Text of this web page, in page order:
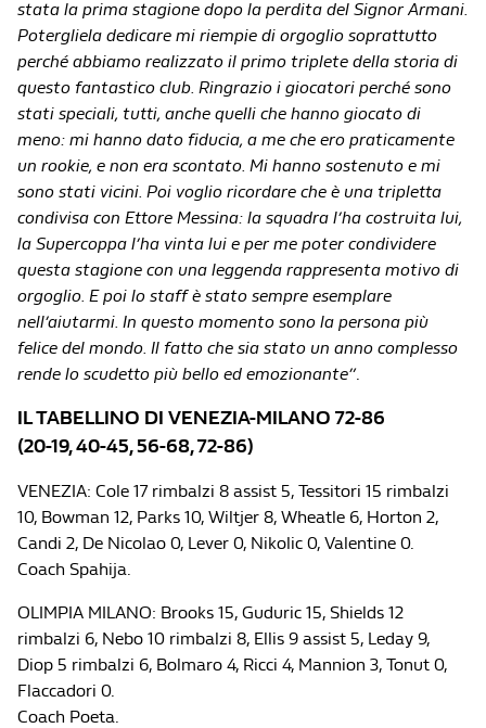
stata la prima stagione dopo la perdita del Signor Armani.
Potergliela dedicare mi riempie di orgoglio soprattutto
perché abbiamo realizzato il primo triplete della storia di
questo fantastico club. Ringrazio i giocatori perché sono
stati speciali, tutti, anche quelli che hanno giocato di
meno: mi hanno dato fiducia, a me che ero praticamente
un rookie, e non era scontato. Mi hanno sostenuto e mi
sono stati vicini. Poi voglio ricordare che è una tripletta
condivisa con Ettore Messina: la squadra l’ha costruita lui,
la Supercoppa l’ha vinta lui e per me poter condividere
questa stagione con una leggenda rappresenta motivo di
orgoglio. E poi lo staff è stato sempre esemplare
nell’aiutarmi. In questo momento sono la persona più
felice del mondo. Il fatto che sia stato un anno complesso
rende lo scudetto più bello ed emozionante”.
IL TABELLINO DI VENEZIA-MILANO 72-86
(20-19, 40-45, 56-68, 72-86)
VENEZIA: Cole 17 rimbalzi 8 assist 5, Tessitori 15 rimbalzi
10, Bowman 12, Parks 10, Wiltjer 8, Wheatle 6, Horton 2,
Candi 2, De Nicolao 0, Lever 0, Nikolic 0, Valentine 0.
Coach Spahija.
OLIMPIA MILANO: Brooks 15, Guduric 15, Shields 12
rimbalzi 6, Nebo 10 rimbalzi 8, Ellis 9 assist 5, Leday 9,
Diop 5 rimbalzi 6, Bolmaro 4, Ricci 4, Mannion 3, Tonut 0,
Flaccadori 0.
Coach Poeta.